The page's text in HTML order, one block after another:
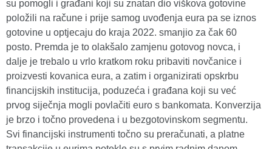
su pomogli i građani koji su znatan dio viškova gotovine
položili na račune i prije samog uvođenja eura pa se iznos
gotovine u optjecaju do kraja 2022. smanjio za čak 60
posto. Premda je to olakšalo zamjenu gotovog novca, i
dalje je trebalo u vrlo kratkom roku pribaviti novčanice i
proizvesti kovanica eura, a zatim i organizirati opskrbu
financijskih institucija, poduzeća i građana koji su već
prvog siječnja mogli povlačiti euro s bankomata. Konverzija
je brzo i točno provedena i u bezgotovinskom segmentu.
Svi financijski instrumenti točno su preračunati, a platne